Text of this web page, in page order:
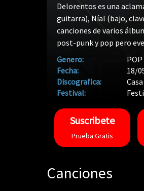
Delorentos es una
guitarra), Níal (bajo,
canciones de varios
post-punk y pop pero
acústica. La banda ha
acústico de 2014,
Genero:
Fecha:
18/
Discografica:
Festival:
Suscribete
Prueba Gratis
Canciones